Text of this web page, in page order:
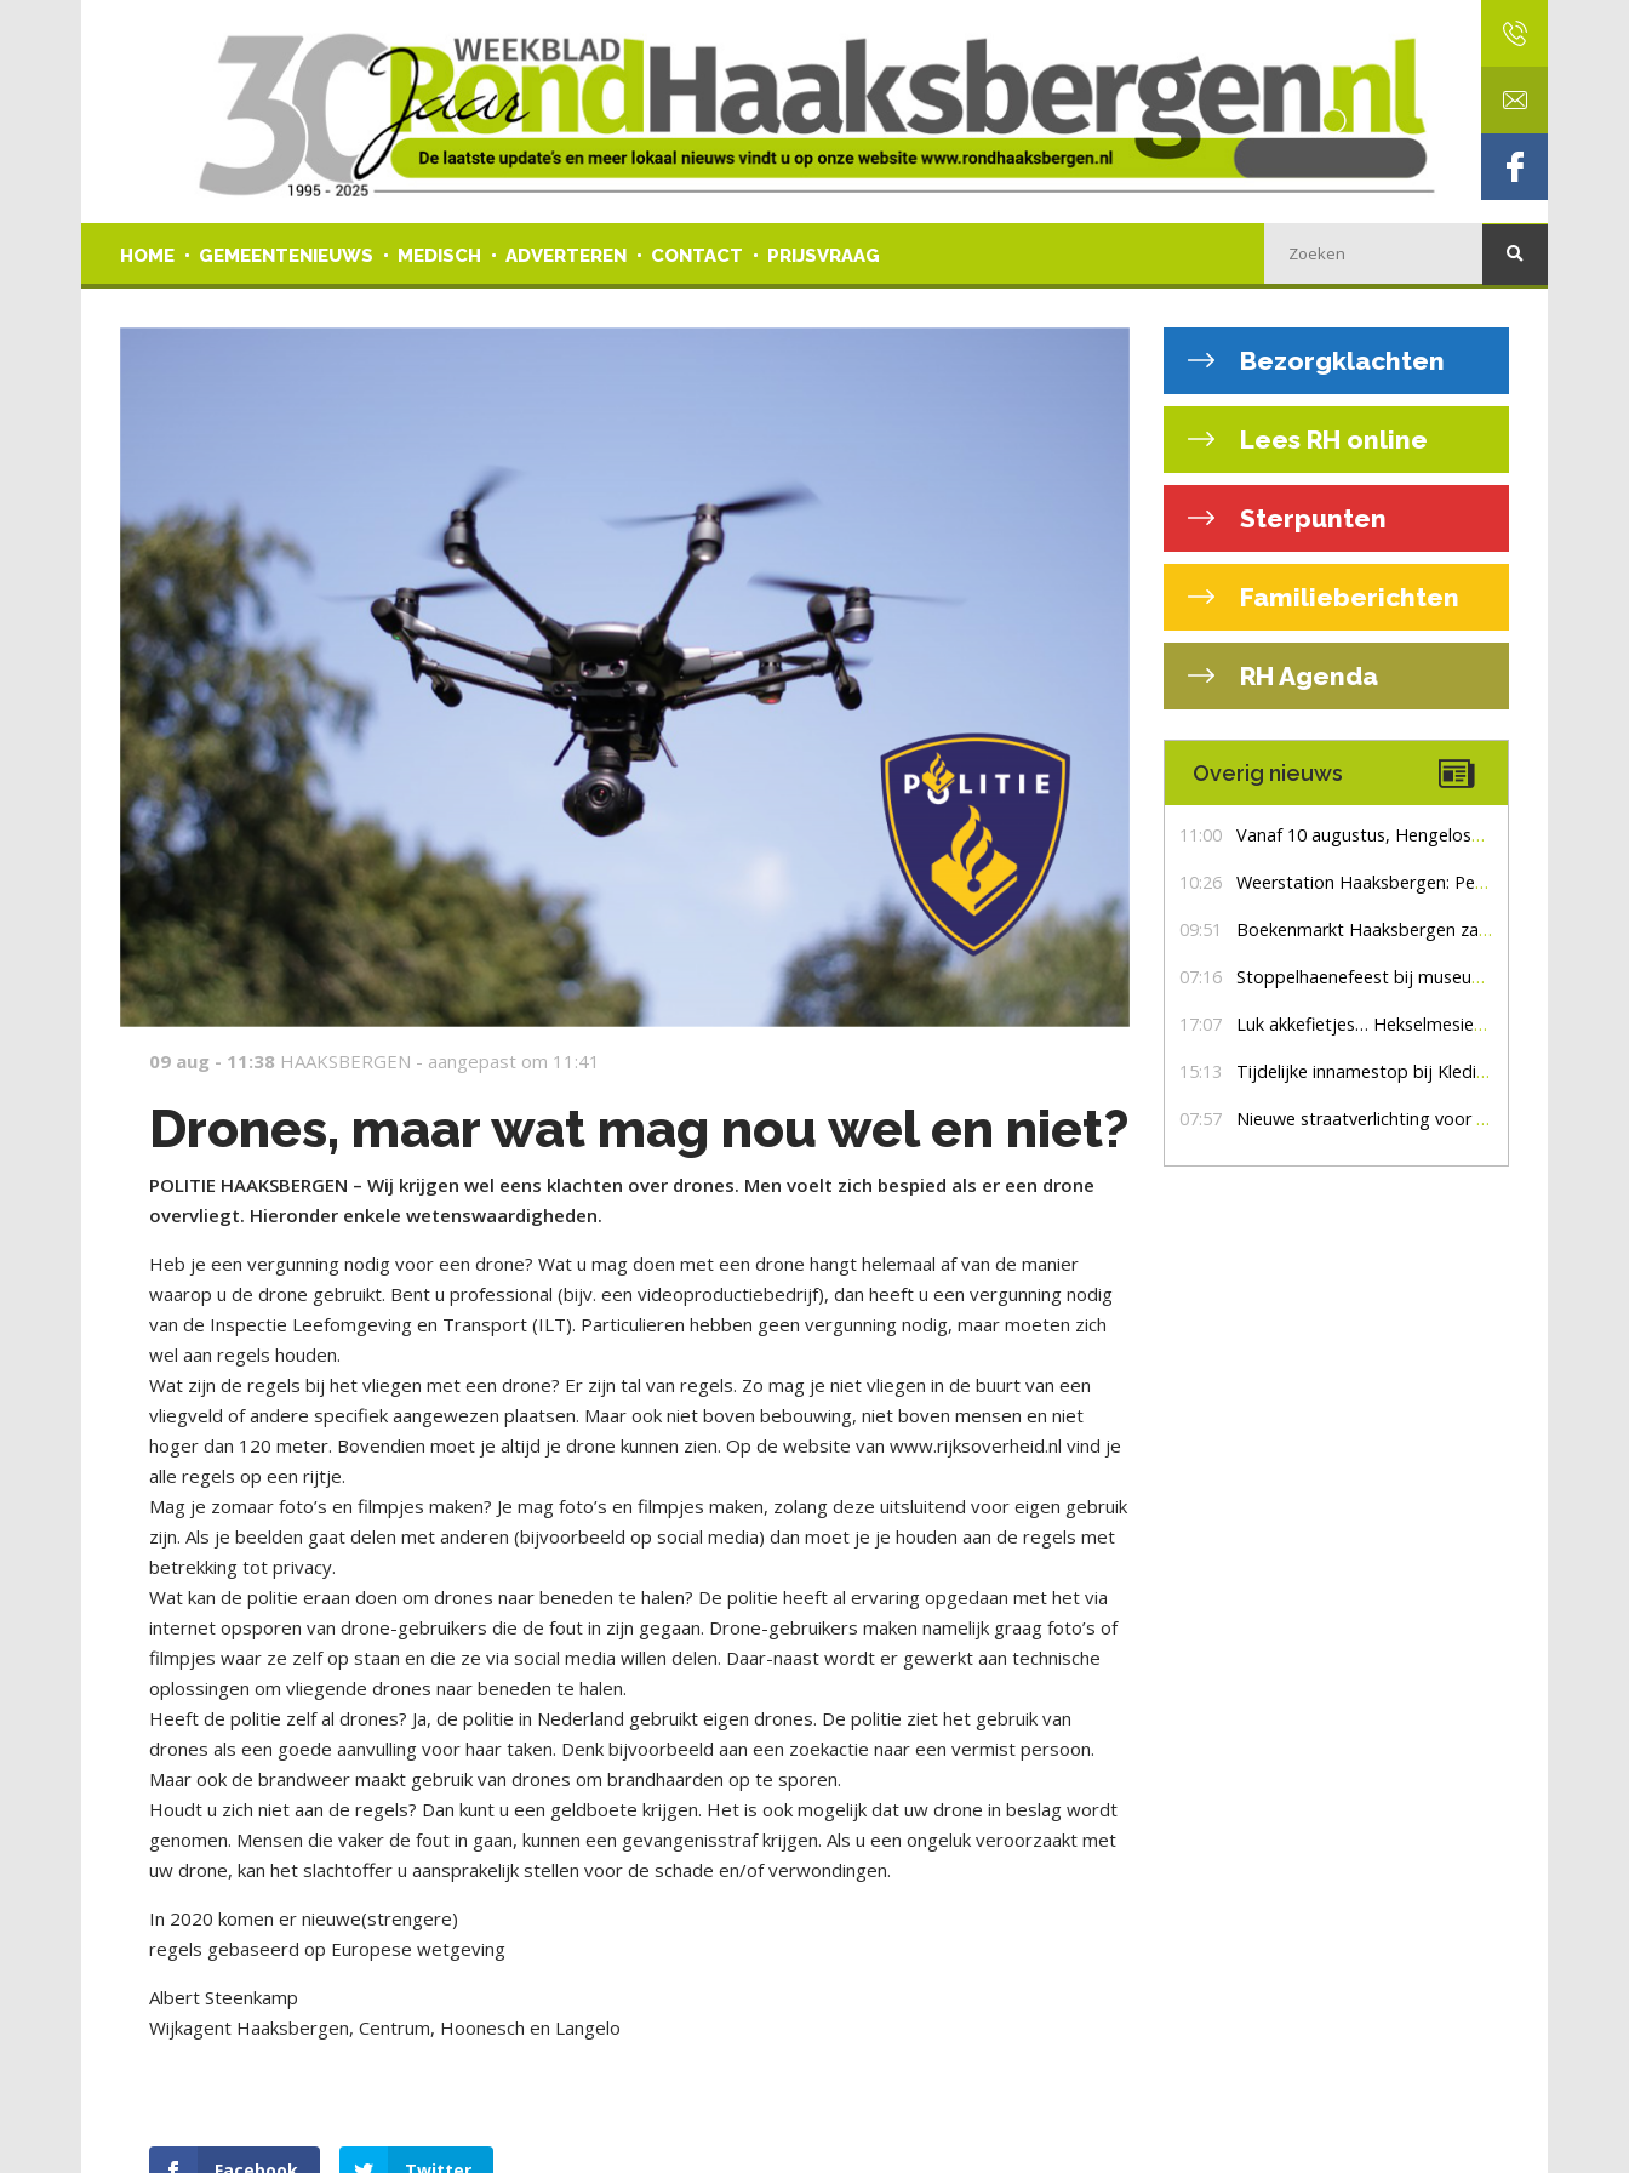
HOME GEMEENTENIEUWS MEDISCH ADVERTEREN CONTACT PRIJSVRAAG
09 aug - 11:38 HAAKSBERGEN - aangepast om 11:41
Drones, maar wat mag nou wel en niet?
POLITIE HAAKSBERGEN – Wij krijgen wel eens klachten over drones. Men voelt zich bespied als er een drone
overvliegt. Hieronder enkele wetenswaardigheden.
Heb je een vergunning nodig voor een drone? Wat u mag doen met een drone hangt helemaal af van de manier
waarop u de drone gebruikt. Bent u professional (bijv. een videoproductiebedrijf), dan heeft u een vergunning nodig
van de Inspectie Leefomgeving en Transport (ILT). Particulieren hebben geen vergunning nodig, maar moeten zich
wel aan regels houden.
Wat zijn de regels bij het vliegen met een drone? Er zijn tal van regels. Zo mag je niet vliegen in de buurt van een
vliegveld of andere specifiek aangewezen plaatsen. Maar ook niet boven bebouwing, niet boven mensen en niet
hoger dan 120 meter. Bovendien moet je altijd je drone kunnen zien. Op de website van www.rijksoverheid.nl vind je
alle regels op een rijtje.
Mag je zomaar foto’s en filmpjes maken? Je mag foto’s en filmpjes maken, zolang deze uitsluitend voor eigen gebruik
zijn. Als je beelden gaat delen met anderen (bijvoorbeeld op social media) dan moet je je houden aan de regels met
betrekking tot privacy.
Wat kan de politie eraan doen om drones naar beneden te halen? De politie heeft al ervaring opgedaan met het via
internet opsporen van drone-gebruikers die de fout in zijn gegaan. Drone-gebruikers maken namelijk graag foto’s of
filmpjes waar ze zelf op staan en die ze via social media willen delen. Daar-naast wordt er gewerkt aan technische
oplossingen om vliegende drones naar beneden te halen.
Heeft de politie zelf al drones? Ja, de politie in Nederland gebruikt eigen drones. De politie ziet het gebruik van
drones als een goede aanvulling voor haar taken. Denk bijvoorbeeld aan een zoekactie naar een vermist persoon.
Maar ook de brandweer maakt gebruik van drones om brandhaarden op te sporen.
Houdt u zich niet aan de regels? Dan kunt u een geldboete krijgen. Het is ook mogelijk dat uw drone in beslag wordt
genomen. Mensen die vaker de fout in gaan, kunnen een gevangenisstraf krijgen. Als u een ongeluk veroorzaakt met
uw drone, kan het slachtoffer u aansprakelijk stellen voor de schade en/of verwondingen.
In 2020 komen er nieuwe(strengere)
regels gebaseerd op Europese wetgeving
Albert Steenkamp
Wijkagent Haaksbergen, Centrum, Hoonesch en Langelo
Bezorgklachten
Lees RH online
Sterpunten
Familieberichten
RH Agenda
Overig nieuws
11:00 Vanaf 10 augustus, Hengelosestraat drie weken dicht voor doorgaand verkeer
10:26 Weerstation Haaksbergen: Perioden met zon en droog
09:51 Boekenmarkt Haaksbergen zaterdag 8 augustus, marktplein Haaksbergen
07:16 Stoppelhaenefeest bij museum De Lebbenbrugge
17:07 Luk akkefietjes… HekselmesienHarry
15:13 Tijdelijke innamestop bij Kledingbank Stefania
07:57 Nieuwe straatverlichting voor De Veldmaat en De Pas